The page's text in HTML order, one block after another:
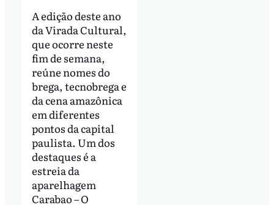
A edição deste ano
da Virada Cultural,
que ocorre neste
fim de semana,
reúne nomes do
brega, tecnobrega e
da cena amazônica
em diferentes
pontos da capital
paulista. Um dos
destaques é a
estreia da
aparelhagem
Carabao – O